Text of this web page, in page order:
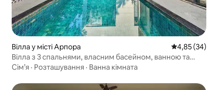
Вілла у місті Арпора Середня
4,85 (34)
Вілла з 3 спальнями, власним басейном, ванною та
джакузі
Сім’я · Розташування · Ванна кімната